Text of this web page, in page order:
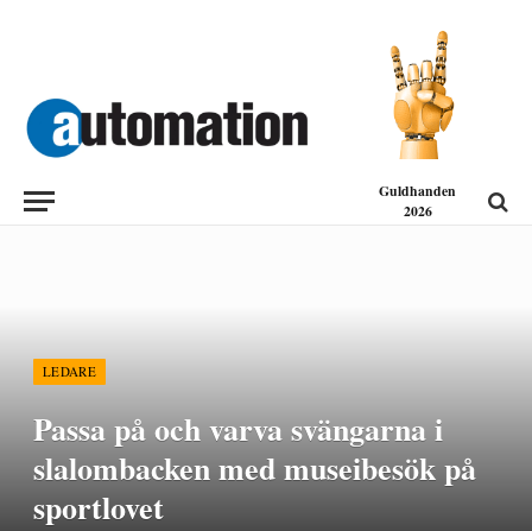
Guldhanden
2026
LEDARE
Passa på och varva svängarna i
slalombacken med museibesök på
sportlovet